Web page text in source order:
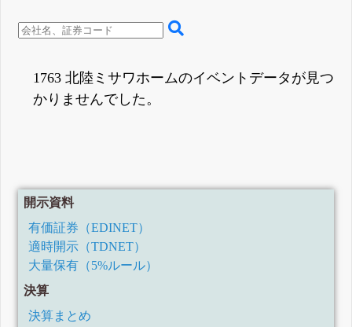
詳しく見られる無料でβ版をはじめる
登録すると永久30%OFFと米株版の先行利用も付きます
1763 北陸ミサワホームのイベントデータが見つ
かりませんでした。
開示資料
有価証券（EDINET）
適時開示（TDNET）
大量保有（5%ルール）
決算
決算まとめ